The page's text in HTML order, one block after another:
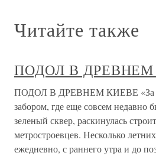
Читайте также
ПОДОЛ В
ПОДОЛ В ДРЕВНЕМ КИЕВЕ «За
забором, где еще совсем
зеленый сквер, раскинулась
метростроевцев. Несколько
ежедневно, с раннего утра и до